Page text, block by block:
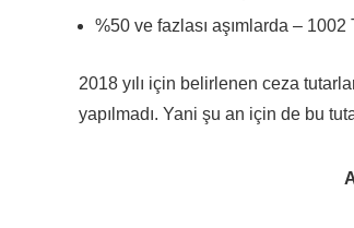
%50 ve fazlası aşımlarda –
2018 yılı için belirlenen ceza
yapılmadı. Yani şu an için de bu